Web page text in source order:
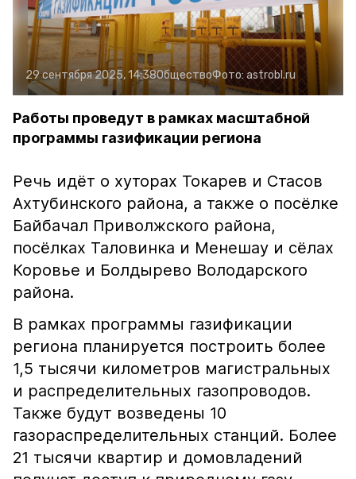
29 сентября 2025, 14:38ОбществоФото:astrobl.ru
Работы проведут в рамках масштабной
программы газификации региона
Речь идёт о хуторах Токарев и Стасов
Ахтубинского района, а также о посёлке
Байбачал Приволжского района,
посёлках Таловинка и Менешау и сёлах
Коровье и Болдырево Володарского
района.
В рамках программы газификации
региона планируется построить более
1,5 тысячи километров магистральных
и распределительных газопроводов.
Также будут возведены 10
газораспределительных станций. Более
21 тысячи квартир и домовладений